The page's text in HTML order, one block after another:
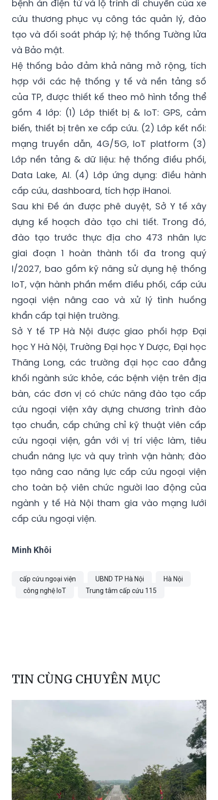
bệnh án điện tử và lộ trình di chuyển của xe
cứu thương phục vụ công tác quản lý, đào
tạo và đối soát pháp lý; hệ thống Tường lửa
và Bảo mật.
Hệ thống bảo đảm khả năng mở rộng, tích
hợp với các hệ thống y tế và nền tảng số
của TP, được thiết kế theo mô hình tổng thể
gồm 4 lớp: (1) Lớp thiết bị & IoT: GPS, cảm
biến, thiết bị trên xe cấp cứu. (2) Lớp kết nối:
mạng truyền dẫn, 4G/5G, IoT platform (3)
Lớp nền tảng & dữ liệu: hệ thống điều phối,
Data Lake, AI. (4) Lớp ứng dụng: điều hành
cấp cứu, dashboard, tích hợp iHanoi.
Sau khi Đề án được phê duyệt, Sở Y tế xây
dựng kế hoạch đào tạo chi tiết. Trong đó,
đào tạo trước thực địa cho 473 nhân lực
giai đoạn 1 hoàn thành tối đa trong quý
I/2027, bao gồm kỹ năng sử dụng hệ thống
IoT, vận hành phần mềm điều phối, cấp cứu
ngoại viện nâng cao và xử lý tình huống
khẩn cấp tại hiện trường.
Sở Y tế TP Hà Nội được giao phối hợp Đại
học Y Hà Nội, Trường Đại học Y Dược, Đại học
Thăng Long, các trường đại học cao đẳng
khối ngành sức khỏe, các bệnh viện trên địa
bàn, các đơn vị có chức năng đào tạo cấp
cứu ngoại viện xây dựng chương trình đào
tạo chuẩn, cấp chứng chỉ kỹ thuật viên cấp
cứu ngoại viện, gắn với vị trí việc làm, tiêu
chuẩn năng lực và quy trình vận hành; đào
tạo nâng cao năng lực cấp cứu ngoại viện
cho toàn bộ viên chức người lao động của
ngành y tế Hà Nội tham gia vào mạng lưới
cấp cứu ngoại viện.
Minh Khôi
cấp cứu ngoại viện UBND TP Hà Nội
Hà Nội
công nghệ IoT
Trung tâm cấp cứu 115
TIN CÙNG CHUYÊN MỤC